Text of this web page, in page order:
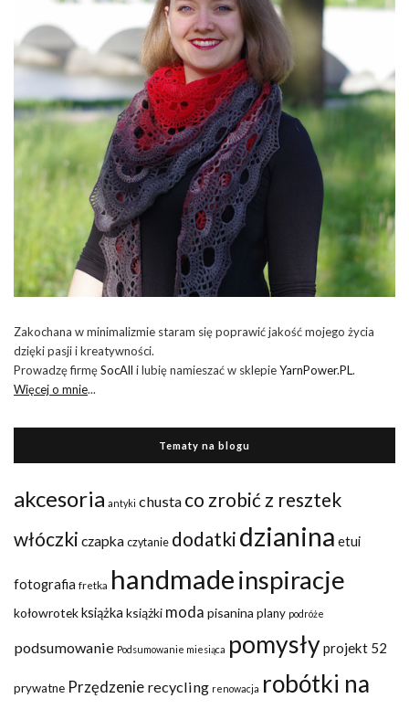
Zakochana w minimalizmie staram się poprawić jakość mojego życia
dzięki pasji i kreatywności.
Prowadzę firmęSocAll i lubię namieszać w sklepieYarnPower.PL.
Więcej o mnie...
Tematy na blogu
akcesoria antyki chusta co zrobić z resztek
włóczki czapka czytanie dodatki dzianina etui
fotografia fretka handmadeinspiracje
kołowrotekksiążka książki moda pisanina plany podróże
podsumowanie Podsumowanie miesiąca pomysłyprojekt 52
prywatne Przędzenie recycling renowacja robótki na